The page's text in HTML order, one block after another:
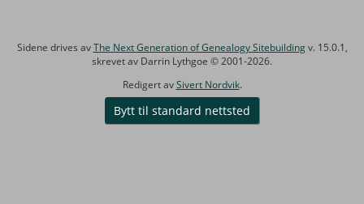
Sidene drives avThe Next Generation of Genealogy Sitebuildingv. 15.0.1,
skrevet av Darrin Lythgoe © 2001-2026.
Redigert avSivert Nordvik.
Bytt til standard nettsted